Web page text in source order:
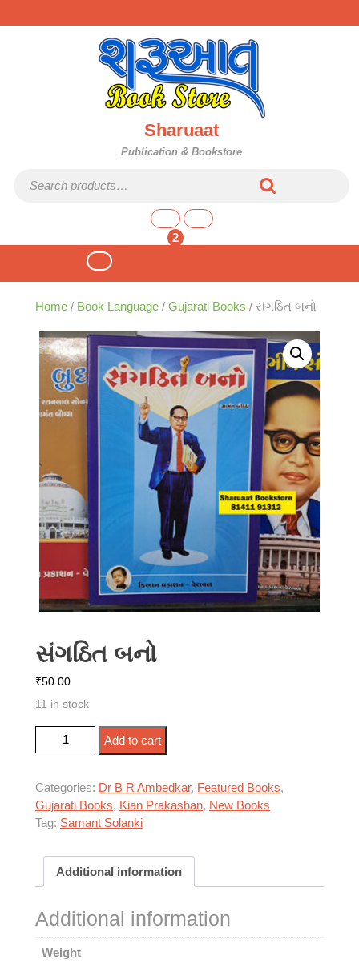
to
Sharuaat
Publication & Bookstore
2
shopping
Open
Button
Home / Book Language / Gujarati Books / સંગઠિત બનો
સંગઠિત બનો
₹50.00
11 in stock
સંગઠિત બનો quantityAdd to cart
Categories: Dr B R Ambedkar, Featured Books,
Gujarati Books, Kian Prakashan, New Books
Tag: Samant Solanki
Additional information
Additional information
Weight